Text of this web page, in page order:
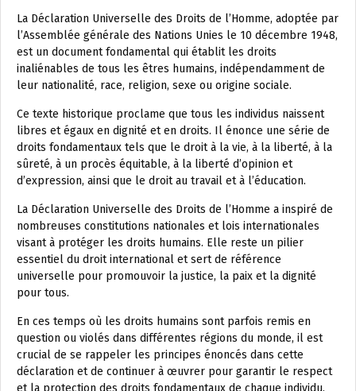
La Déclaration Universelle des Droits de l’Homme, adoptée par
l’Assemblée générale des Nations Unies le 10 décembre 1948,
est un document fondamental qui établit les droits
inaliénables de tous les êtres humains, indépendamment de
leur nationalité, race, religion, sexe ou origine sociale.
Ce texte historique proclame que tous les individus naissent
libres et égaux en dignité et en droits. Il énonce une série de
droits fondamentaux tels que le droit à la vie, à la liberté, à la
sûreté, à un procès équitable, à la liberté d’opinion et
d’expression, ainsi que le droit au travail et à l’éducation.
La Déclaration Universelle des Droits de l’Homme a inspiré de
nombreuses constitutions nationales et lois internationales
visant à protéger les droits humains. Elle reste un pilier
essentiel du droit international et sert de référence
universelle pour promouvoir la justice, la paix et la dignité
pour tous.
En ces temps où les droits humains sont parfois remis en
question ou violés dans différentes régions du monde, il est
crucial de se rappeler les principes énoncés dans cette
déclaration et de continuer à œuvrer pour garantir le respect